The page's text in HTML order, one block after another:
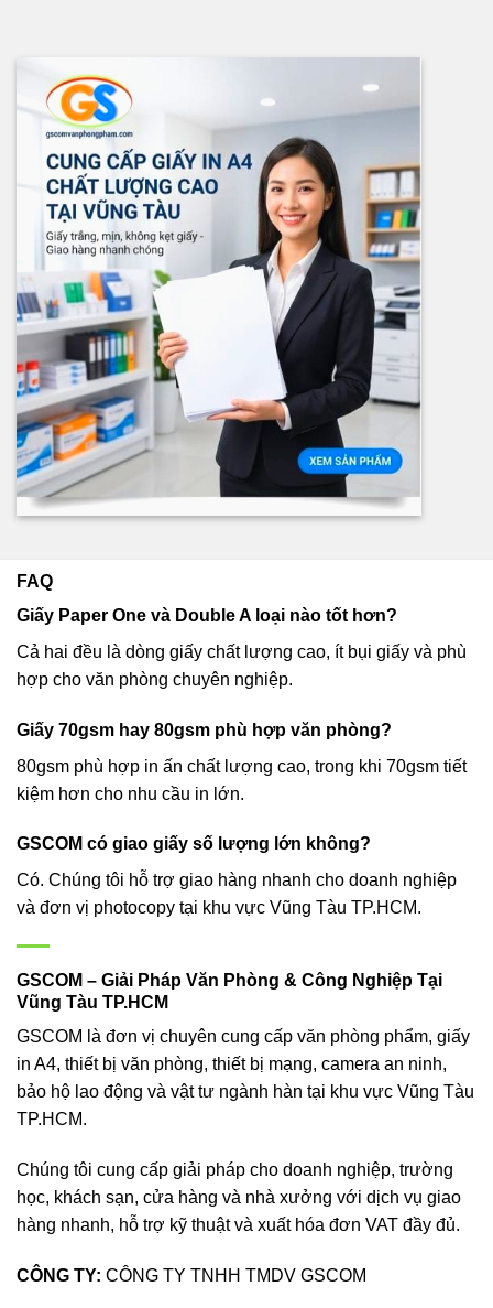
FAQ
Giấy Paper One và Double A loại nào tốt hơn?
Cả hai đều là dòng giấy chất lượng cao, ít bụi giấy và phù
hợp cho văn phòng chuyên nghiệp.
Giấy 70gsm hay 80gsm phù hợp văn phòng?
80gsm phù hợp in ấn chất lượng cao, trong khi 70gsm tiết
kiệm hơn cho nhu cầu in lớn.
GSCOM có giao giấy số lượng lớn không?
Có. Chúng tôi hỗ trợ giao hàng nhanh cho doanh nghiệp
và đơn vị photocopy tại khu vực Vũng Tàu TP.HCM.
GSCOM – Giải Pháp Văn Phòng & Công Nghiệp Tại
Vũng Tàu TP.HCM
GSCOM là đơn vị chuyên cung cấp văn phòng phẩm, giấy
in A4, thiết bị văn phòng, thiết bị mạng, camera an ninh,
bảo hộ lao động và vật tư ngành hàn tại khu vực Vũng Tàu
TP.HCM.
Chúng tôi cung cấp giải pháp cho doanh nghiệp, trường
học, khách sạn, cửa hàng và nhà xưởng với dịch vụ giao
hàng nhanh, hỗ trợ kỹ thuật và xuất hóa đơn VAT đầy đủ.
CÔNG TY: CÔNG TY TNHH TMDV GSCOM